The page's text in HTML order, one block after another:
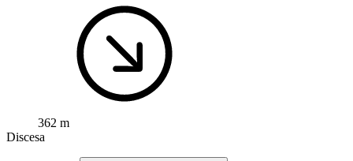
362 m
Discesa